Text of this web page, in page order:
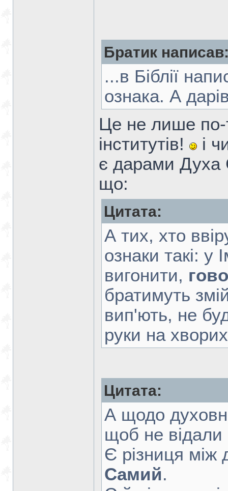
Братик
...в Біблії
ознака. А
Це не лише по-
інститутів!
і
є дарами Духа
що:
Цитата:
А тих, хто
ознаки такі: у
вигонити,
братимуть
вип'ють, не
руки на
Цитата:
А щодо
щоб не відали
Є різниця
Самий.